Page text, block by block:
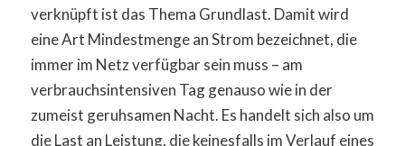
verknüpft ist das Thema Grundlast. Damit wird
eine Art Mindestmenge an Strom bezeichnet, die
immer im Netz verfügbar sein muss – am
verbrauchsintensiven Tag genauso wie in der
zumeist geruhsamen Nacht. Es handelt sich also um
die Last an Leistung, die keinesfalls im Verlauf eines